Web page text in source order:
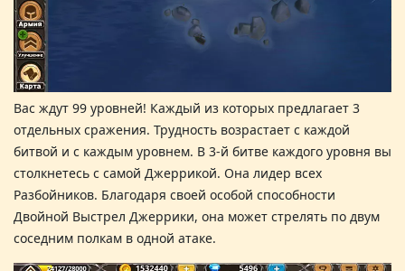
Вас ждут 99 уровней! Каждый из которых предлагает 3
отдельных сражения. Трудность возрастает с каждой
битвой и с каждым уровнем. В 3-й битве каждого уровня вы
столкнетесь с самой Джеррикой. Она лидер всех
Разбойников. Благодаря своей особой способности
Двойной Выстрел Джеррики, она может стрелять по двум
соседним полкам в одной атаке.